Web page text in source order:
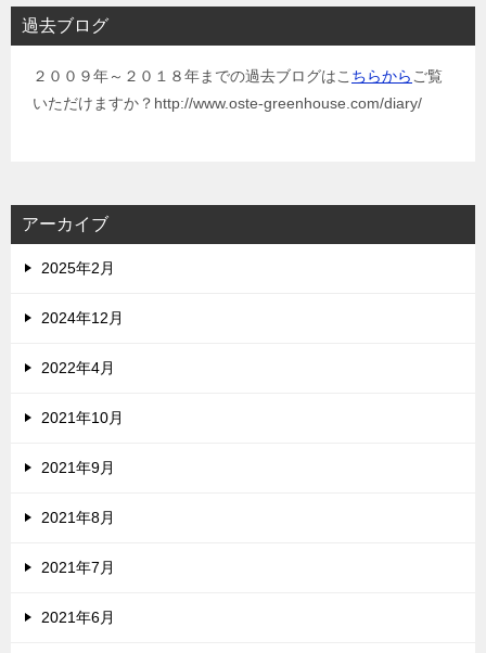
過去ブログ
２００９年～２０１８年までの過去ブログはこ ちらから ご覧
いただけますか？http://www.oste-greenhouse.com/diary/
アーカイブ
2025年2月
2024年12月
2022年4月
2021年10月
2021年9月
2021年8月
2021年7月
2021年6月